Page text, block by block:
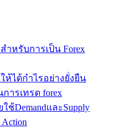
หรับการเป็น Forex
ห้ได้กำไรอย่างยั่งยืน
ารเทรด forex
ช้DemandและSupply